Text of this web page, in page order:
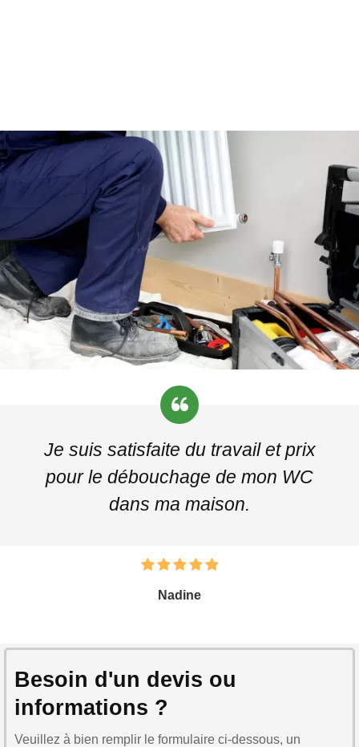
Je suis satisfaite du travail et prix
pour le débouchage de mon WC
dans ma maison.
Nadine
Besoin d'un devis ou
informations ?
Veuillez à bien remplir le formulaire ci-dessous, un